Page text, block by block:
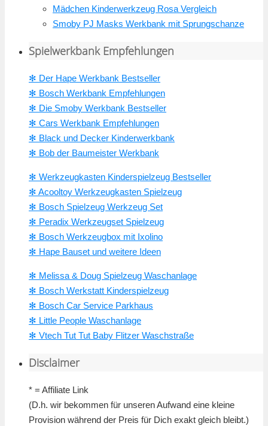
Mädchen Kinderwerkzeug Rosa Vergleich
Smoby PJ Masks Werkbank mit Sprungschanze
Spielwerkbank Empfehlungen
✻ Der Hape Werkbank Bestseller
✻ Bosch Werkbank Empfehlungen
✻ Die Smoby Werkbank Bestseller
✻ Cars Werkbank Empfehlungen
✻ Black und Decker Kinderwerkbank
✻ Bob der Baumeister Werkbank
✻ Werkzeugkasten Kinderspielzeug Bestseller
✻ Acooltoy Werkzeugkasten Spielzeug
✻ Bosch Spielzeug Werkzeug Set
✻ Peradix Werkzeugset Spielzeug
✻ Bosch Werkzeugbox mit Ixolino
✻ Hape Bauset und weitere Ideen
✻ Melissa & Doug Spielzeug Waschanlage
✻ Bosch Werkstatt Kinderspielzeug
✻ Bosch Car Service Parkhaus
✻ Little People Waschanlage
✻ Vtech Tut Tut Baby Flitzer Waschstraße
Disclaimer
* = Affiliate Link
(D.h. wir bekommen für unseren Aufwand eine kleine
Provision während der Preis für Dich exakt gleich bleibt.)